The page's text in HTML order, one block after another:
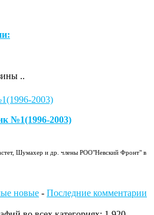
..
№1(1996-2003)
Шумахер и др. члены РОО"Невский Фронт" в
новые - Последние комментарии